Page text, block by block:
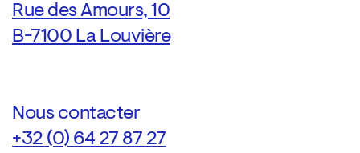
Rue des Amours, 10
B-7100 La Louvière
Nous contacter
+32 (0) 64 27 87 27